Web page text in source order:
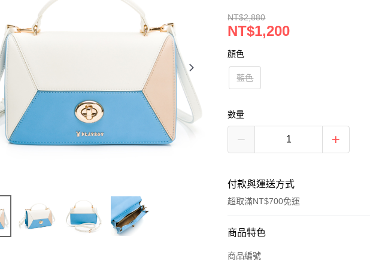
NT$2,880
NT$1,200
顏色
藍色
數量
付款與運送方式
超取滿NT$700免運
付款方式
信用卡一次付款
商品特色
商品編號